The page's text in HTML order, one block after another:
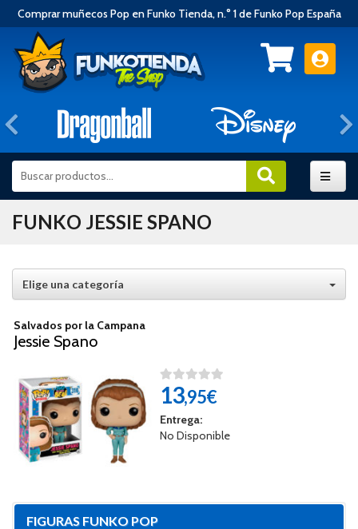
Comprar muñecos Pop en Funko Tienda, n.° 1 de Funko Pop España
Anterior
FUNKO JESSIE SPANO
Elige una categoría
Salvados por la Campana
Jessie Spano
13,95€
Entrega:
No Disponible
FIGURAS FUNKO POP